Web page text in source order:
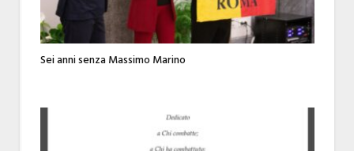
Sei anni senza Massimo Marino